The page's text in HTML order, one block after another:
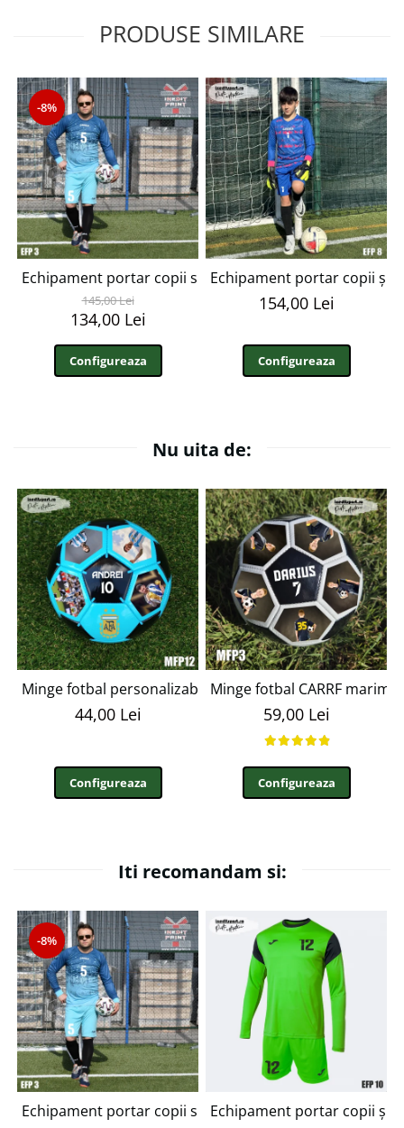
PRODUSE SIMILARE
-8%
Echipament portar copii si adulti personalizabil EFP3
145,00 Lei
134,00 Lei
Configureaza
Echipament portar copii și
154,00 Lei
Configureaza
Nu uita de:
Minge fotbal personalizabila cu poza si text MFN12
44,00 Lei
Configureaza
Minge fotbal CARRF
59,00 Lei
Configureaza
Iti recomandam si:
-8%
Echipament portar copii si adulti personalizabil EFP3
Echipament portar copii și